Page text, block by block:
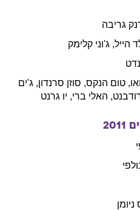
גריבה
הייל, ג'וני קלימק
, טום הנקס, סוזן סרנדון, ג'ים
, האלי ברי, יו גרנט
2011
ניומן